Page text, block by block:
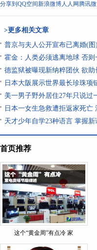
分享到 QQ空间新浪微博人人网 腾讯
>更多相关文章
普京与夫人公开宣布已离婚(图)
霍金：人类必须逃离地球 否
德监狱被曝现新纳粹团伙 欲
日本大阪展示世界最长珍珠项
美一男子野外居住27年只说过
日本一女生急救遭拒返家死亡
天才少年自学23种语言 掌握
首页推荐
这个“黄金周”有点冷 家